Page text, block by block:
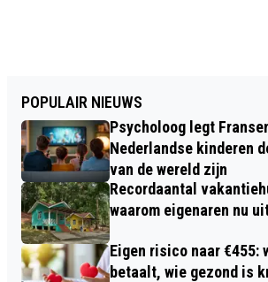
POPULAIR NIEUWS
Psycholoog legt
Nederlandse kinderen
van de wereld zijn
Recordaantal
waarom eigenaren nu
Eigen risico naar €455:
betaalt, wie gezond is